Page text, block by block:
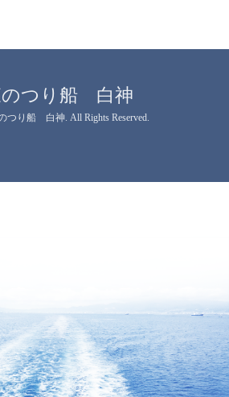
のつり船 白神
つり船 白神. All Rights Reserved.